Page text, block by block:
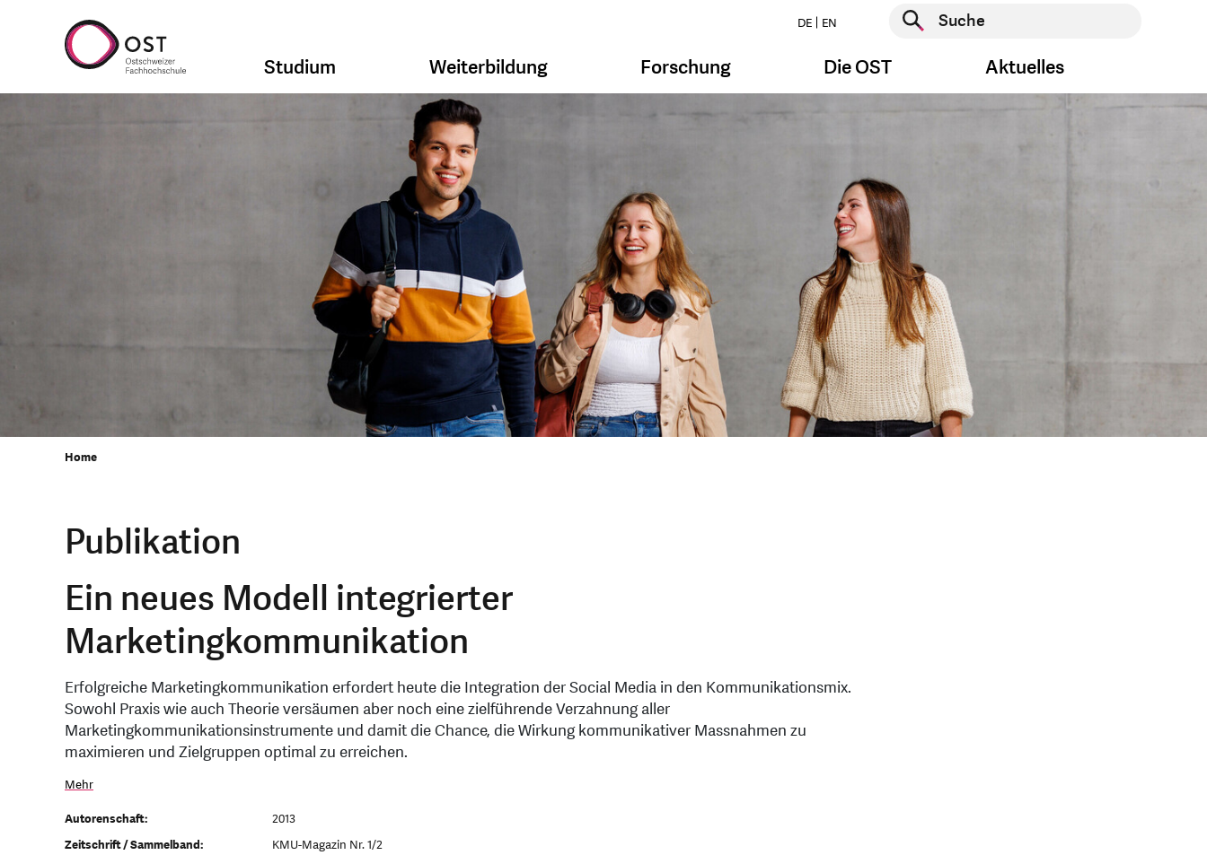
DE EN
Suche starten
Studium Weiterbildung Forschung Die OST Aktuelles
Home
Publikation
Ein neues Modell integrierter
Marketingkommunikation
Erfolgreiche Marketingkommunikation erfordert heute die Integration der Social Media in den Kommunikationsmix.
Sowohl Praxis wie auch Theorie versäumen aber noch eine zielführende Verzahnung aller
Marketingkommunikationsinstrumente und damit die Chance, die Wirkung kommunikativer Massnahmen zu
maximieren und Zielgruppen optimal zu erreichen.
Mehr
Autorenschaft:
2013
Zeitschrift / Sammelband:
KMU-Magazin Nr. 1/2